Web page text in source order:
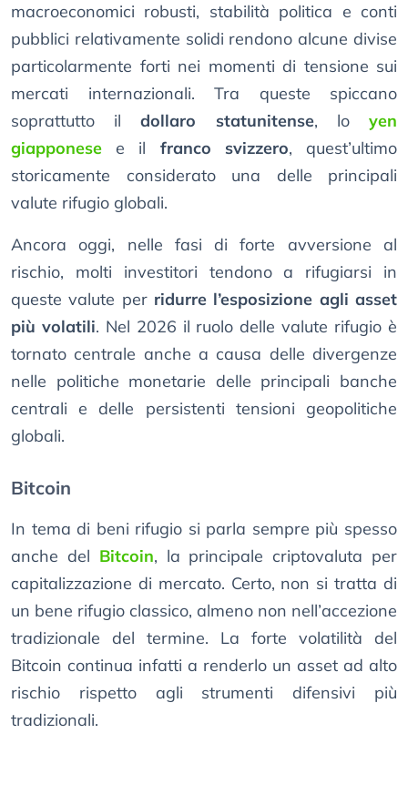
macroeconomici robusti, stabilità politica e conti
pubblici relativamente solidi rendono alcune divise
particolarmente forti nei momenti di tensione sui
mercati internazionali. Tra queste spiccano
soprattutto ildollaro statunitense, loyen
giapponese e il franco svizzero, quest’ultimo
storicamente considerato una delle principali
valute rifugio globali.
Ancora oggi, nelle fasi di forte avversione al
rischio, molti investitori tendono a rifugiarsi in
queste valute per ridurre l’esposizione agli asset
più volatili. Nel 2026 il ruolo delle valute rifugio è
tornato centrale anche a causa delle divergenze
nelle politiche monetarie delle principali banche
centrali e delle persistenti tensioni geopolitiche
globali.
Bitcoin
In tema di beni rifugio si parla sempre più spesso
anche del Bitcoin, la principale criptovaluta per
capitalizzazione di mercato. Certo, non si tratta di
un bene rifugio classico, almeno non nell’accezione
tradizionale del termine. La forte volatilità del
Bitcoin continua infatti a renderlo un asset ad alto
rischio rispetto agli strumenti difensivi più
tradizionali.